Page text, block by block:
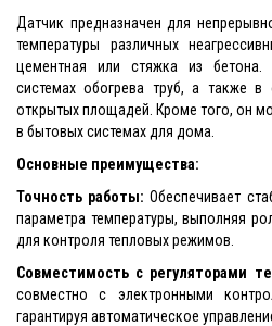
Датчик предназначен для
температуры различных
цементная или стяжка из
системах обогрева труб, а также в
открытых площадей. Кроме того, он
в бытовых системах для дома.
Основные преимущества:
Точность работы: Обеспечивает
параметра температуры, выполняя
для контроля тепловых режимов.
Совместимость с регуляторами
совместно с электронными
гарантируя автоматическое